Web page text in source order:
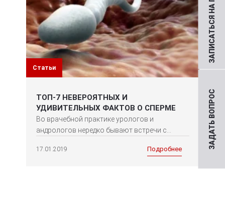
ЗАДАТЬ ВОПРОС
ЗАПИСАТЬСЯ НА ПРИЕМ
Статьи
ТОП-7 НЕВЕРОЯТНЫХ И
УДИВИТЕЛЬНЫХ ФАКТОВ О СПЕРМЕ
Во врачебной практике урологов и
андрологов нередко бывают встречи с...
17.01.2019 Подробнее